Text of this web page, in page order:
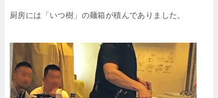
厨房には「いつ樹」の麺箱が積んでありました。